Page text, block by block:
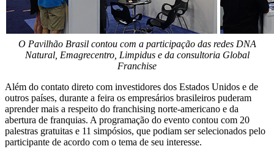
O Pavilhão Brasil contou com a participação das redes DNA
Natural, Emagrecentro, Limpidus e da consultoria Global
Franchise
Além do contato direto com investidores dos Estados Unidos e de
outros países, durante a feira os empresários brasileiros puderam
aprender mais a respeito do franchising norte-americano e da
abertura de franquias. A programação do evento contou com 20
palestras gratuitas e 11 simpósios, que podiam ser selecionados pelo
participante de acordo com o tema de seu interesse.